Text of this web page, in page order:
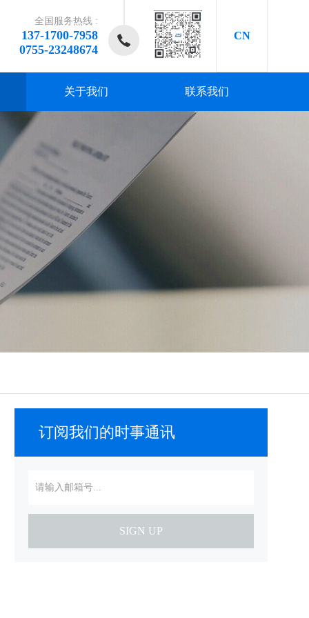
全国服务热线 :
137-1700-7958
0755-23248674
CN
、
、
、
关于我们
、
联系我们
、
订阅我们的时事通讯
SIGN UP